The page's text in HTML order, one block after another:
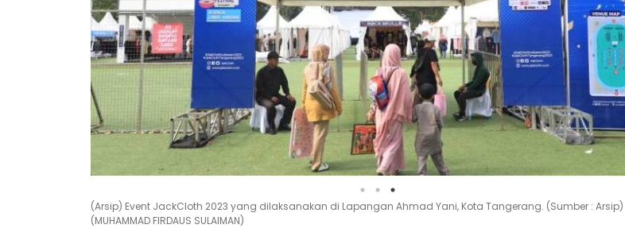
(Arsip) Event JackCloth 2023 yang dilaksanakan di Lapangan Ahmad Yani, Kota Tangerang. (Sumber : Arsip)
(MUHAMMAD FIRDAUS SULAIMAN)